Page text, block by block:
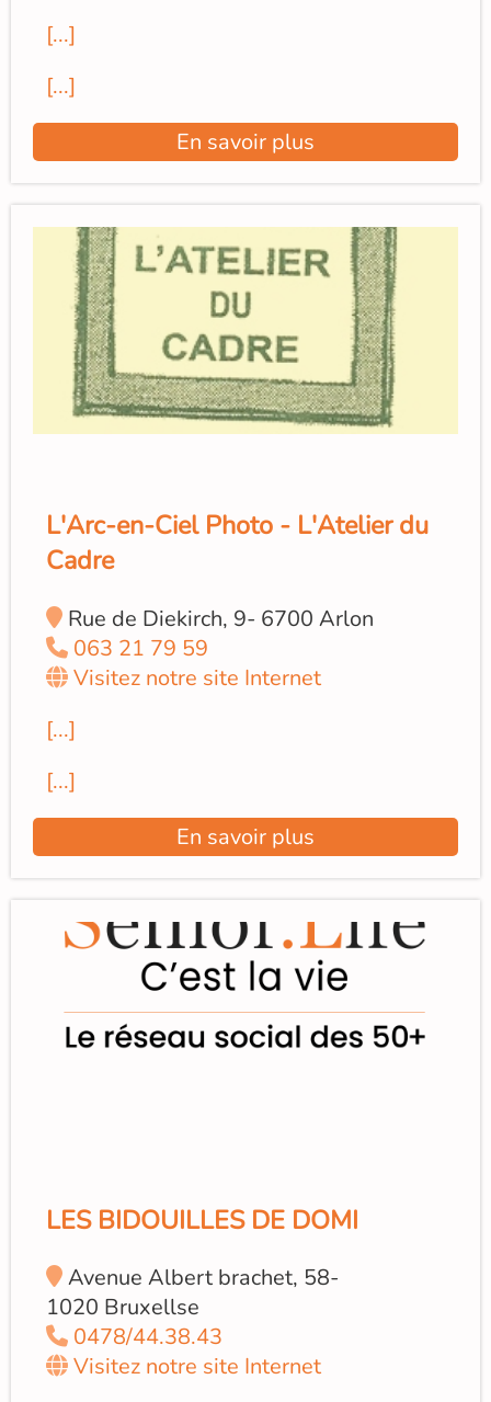
[...]
[...]
En savoir plus
L'Arc-en-Ciel Photo - L'Atelier du
Cadre
Rue de Diekirch, 9- 6700 Arlon
063 21 79 59
Visitez notre site Internet
[...]
[...]
En savoir plus
LES BIDOUILLES DE DOMI
Avenue Albert brachet, 58-
1020 Bruxellse
0478/44.38.43
Visitez notre site Internet